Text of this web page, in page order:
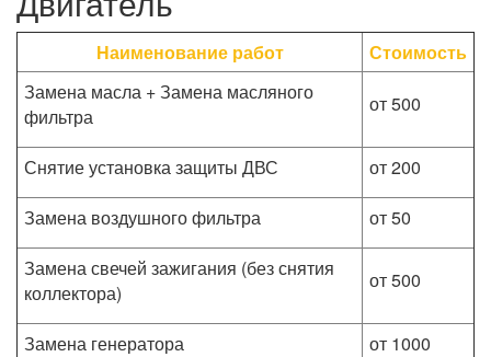
Наименование работ
Стоимость
Замена масла + Замена масляного
фильтра
от 500
Снятие установка защиты ДВС
от 200
Замена воздушного фильтра
от 50
Замена свечей зажигания (без снятия
коллектора)
от 500
Замена генератора
от 1000